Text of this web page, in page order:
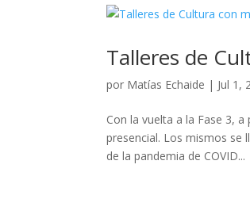
Talleres de
por Matías Echaide | Jul 1,
Con la vuelta a la Fase 3,
presencial. Los mismos se
de la pandemia de COVID...